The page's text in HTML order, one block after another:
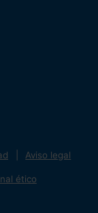
Aviso legal
ético